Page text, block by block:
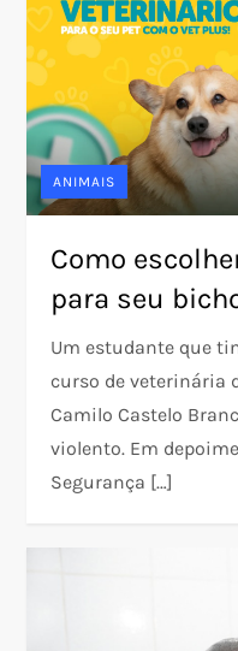
ANIMAIS
Como
para seu
Um estudante que
curso de veterinária
Camilo Castelo
violento. Em
Segurança […]